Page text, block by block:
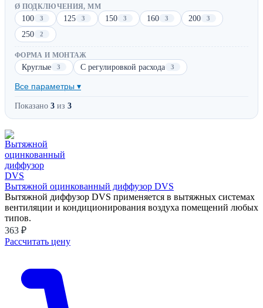
Ø ПОДКЛЮЧЕНИЯ, ММ
100 3 125 3 150 3 160 3 200 3
250 2
ФОРМА И МОНТАЖ
Круглые 3 С регулировкой расхода 3
Все параметры ▾
Показано 3 из 3
Вытяжной оцинкованный диффузор DVS
Вытяжной диффузор DVS применяется в вытяжных системах
вентиляции и кондиционирования воздуха помещений любых
типов.
363 ₽
Рассчитать цену